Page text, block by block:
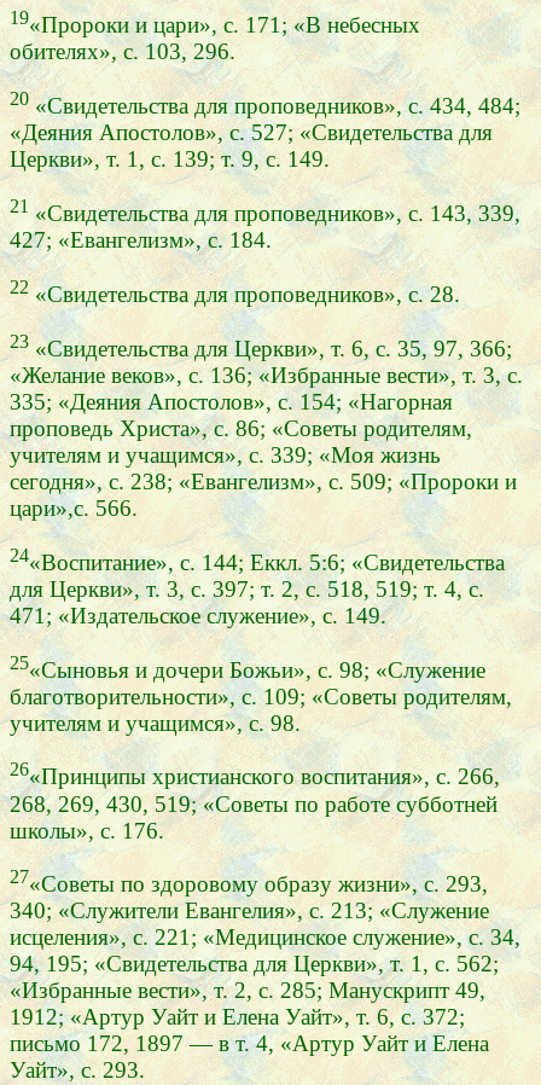
19«Пророки и цари», с. 171; «В небесных
обителях», с. 103, 296.
20 «Свидетельства для проповедников», с. 434, 484;
«Деяния Апостолов», с. 527; «Свидетельства для
Церкви», т. 1, с. 139; т. 9, с. 149.
21«Свидетельства для проповедников», с. 143, 339,
427; «Евангелизм», с. 184.
22 «Свидетельства для проповедников», с. 28.
23 «Свидетельства для Церкви», т. 6, с. 35, 97, 366;
«Желание веков», с. 136; «Избранные вести», т. 3, с.
335; «Деяния Апостолов», с. 154; «Нагорная
проповедь Христа», с. 86; «Советы родителям,
учителям и учащимся», с. 339; «Моя жизнь
сегодня», с. 238; «Евангелизм», с. 509; «Пророки и
цари»,с. 566.
24«Воспитание», с. 144; Еккл. 5:6; «Свидетельства
для Церкви», т. 3, с. 397; т. 2, с. 518, 519; т. 4, с.
471; «Издательское служение», с. 149.
25«Сыновья и дочери Божьи», с. 98; «Служение
благотворительности», с. 109; «Советы родителям,
учителям и учащимся», с. 98.
26«Принципы христианского воспитания», с. 266,
268, 269, 430, 519; «Советы по работе субботней
школы», с. 176.
27«Советы по здоровому образу жизни», с. 293,
340; «Служители Евангелия», с. 213; «Служение
исцеления», с. 221; «Медицинское служение», с. 34,
94, 195; «Свидетельства для Церкви», т. 1, с. 562;
«Избранные вести», т. 2, с. 285; Манускрипт 49,
1912; «Артур Уайт и Елена Уайт», т. 6, с. 372;
письмо 172, 1897 — в т. 4, «Артур Уайт и Елена
Уайт», с. 293.